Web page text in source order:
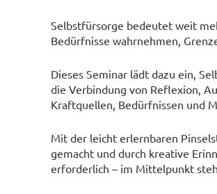
Selbstfürsorge bedeutet weit
Bedürfnisse wahrnehmen,
Dieses Seminar lädt dazu ein,
die Verbindung von Reflexion,
Kraftquellen, Bedürfnissen und
Mit der leicht erlernbaren
gemacht und durch kreative
erforderlich – im Mittelpunkt